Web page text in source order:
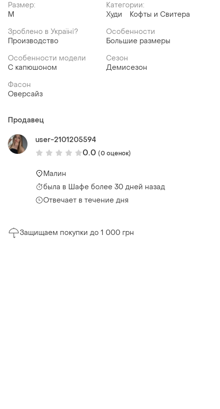
Размер:
M
Категории:
Худи
Кофты и Свитера
Зроблено в Україні?
Производство
Особенности
Большие размеры
Особенности модели
С капюшоном
Сезон
Демисезон
Фасон
Оверсайз
Продавец
user-2101205594
0.0 (0 оценок)
Малин
была в Шафе более 30 дней назад
Отвечает в течение дня
Защищаем покупки до 1 000 грн